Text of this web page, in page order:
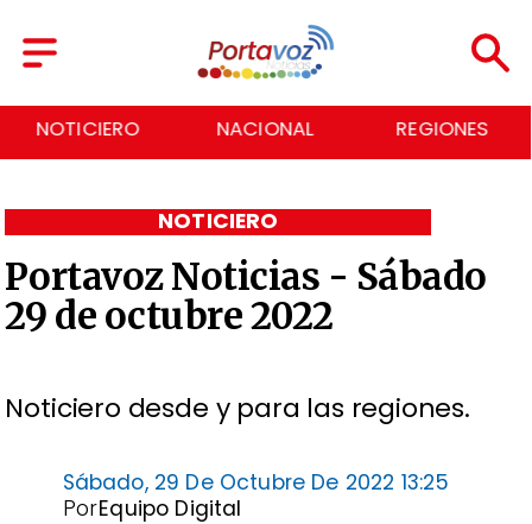
NOTICIERO NACIONAL REGIONES
Portavoz Noticias - Sábado
29 de octubre 2022
Noticiero desde y para las regiones.
NOTICIERO
Sábado, 29 De Octubre De 2022 13:25
Equipo Digital
Por